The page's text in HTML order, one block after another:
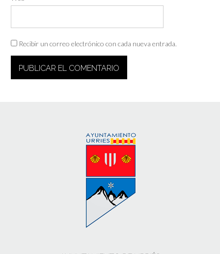
Recibir un correo electrónico con cada nueva entrada.